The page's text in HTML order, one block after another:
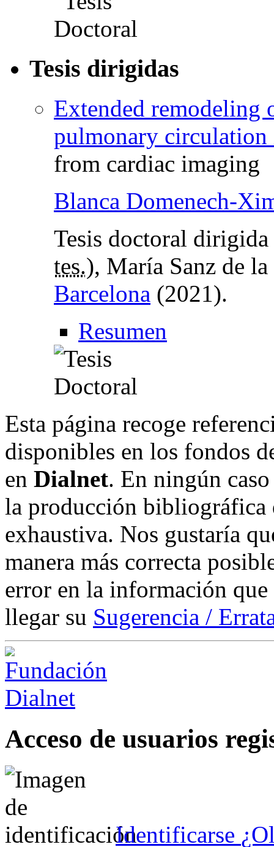
Tesis dirigidas
Extended remodeling
pulmonary circulation
from cardiac imaging
Blanca Domenech-
Tesis doctoral
tes.), María Sanz de la
Barcelona (2021).
Resumen
Esta página recoge
disponibles en los fondos
en Dialnet. En ningún
la producción bibliográfica
exhaustiva. Nos gustaría
manera más correcta
error en la información
llegar su Sugerencia /
Acceso de usuarios
Identificarse